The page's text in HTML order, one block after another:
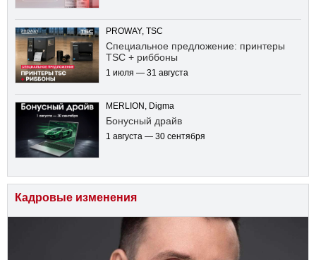
PROWAY, TSC
Специальное предложение: принтеры
TSC + риббоны
1 июля — 31 августа
MERLION, Digma
Бонусный драйв
1 августа — 30 сентября
Кадровые изменения